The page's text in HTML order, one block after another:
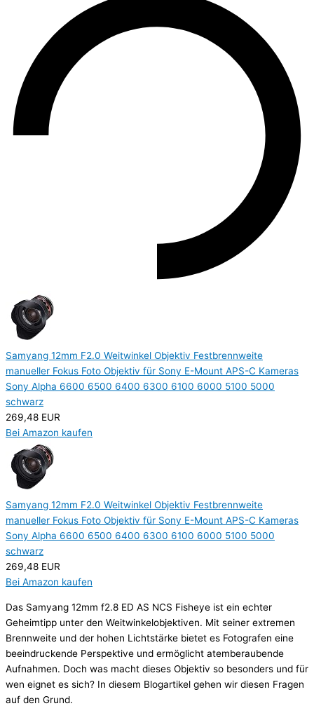
Samyang 12mm F2.0 Weitwinkel Objektiv Festbrennweite
manueller Fokus Foto Objektiv für Sony E-Mount APS-C Kameras
Sony Alpha 6600 6500 6400 6300 6100 6000 5100 5000
schwarz
269,48 EUR
Bei Amazon kaufen
Samyang 12mm F2.0 Weitwinkel Objektiv Festbrennweite
manueller Fokus Foto Objektiv für Sony E-Mount APS-C Kameras
Sony Alpha 6600 6500 6400 6300 6100 6000 5100 5000
schwarz
269,48 EUR
Bei Amazon kaufen
Das Samyang 12mm f2.8 ED AS NCS Fisheye ist ein echter
Geheimtipp unter den Weitwinkelobjektiven. Mit seiner extremen
Brennweite und der hohen Lichtstärke bietet es Fotografen eine
beeindruckende Perspektive und ermöglicht atemberaubende
Aufnahmen. Doch was macht dieses Objektiv so besonders und für
wen eignet es sich? In diesem Blogartikel gehen wir diesen Fragen
auf den Grund.